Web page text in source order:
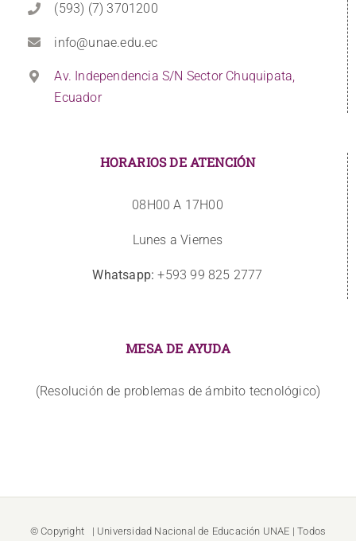
(593) (7) 3701200
info@unae.edu.ec
Av. Independencia S/N Sector Chuquipata,
Ecuador
HORARIOS DE ATENCIÓN
08H00 A 17H00
Lunes a Viernes
Whatsapp: +593 99 825 2777
MESA DE AYUDA
(Resolución de problemas de ámbito tecnológico)
© Copyright | Universidad Nacional de Educación UNAE | Todos